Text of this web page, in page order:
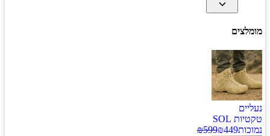
מומלצים
נעליים
טקטיות SOL
נמוכות
₪449
₪599